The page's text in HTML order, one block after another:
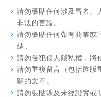
請勿張貼任何涉及冒名、
非法的言論。
請勿張貼任何帶有商業或
結。
請勿侵犯個人隱私權，將
請勿重複留言（包括跨版
關的文章。
請勿張貼涉及未經證實或